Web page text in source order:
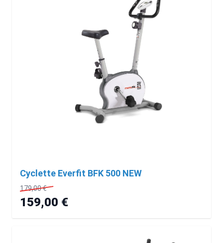
Cyclette Everfit BFK 500 NEW
179,00 €
159,00 €